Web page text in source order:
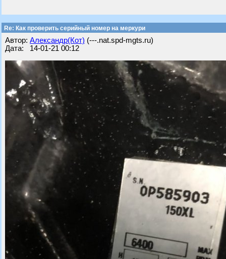
Re: Как проверить серийный номер на меркури
Автор: Александр(Кот) (---.nat.spd-mgts.ru)
Дата: 14-01-21 00:12